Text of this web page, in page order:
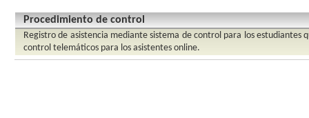
Procedimiento de control
Registro de asistencia mediante sistema de control para los estudiantes
control telemáticos para los asistentes online.